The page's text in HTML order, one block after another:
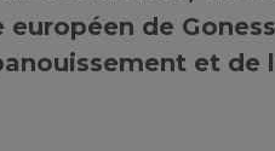
de
et de